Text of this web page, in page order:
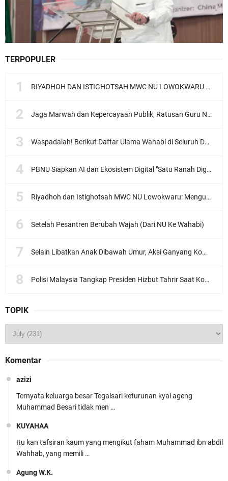
TERPOPULER
RIYADHOH DAN ISTIGHOTSAH MWC NU LOWOKWARU Menyambut Muktamar NU ke-35, Meneguhkan Sanad Laku Para Muassis
Jaga Marwah dan Kepercayaan Publik, Ratusan Guru Ngaji Kota Malang Serukan Deklarasi Ramah Anak
Waspadalah! Berikut Daftar Ulama Wahabi di Seluruh Dunia dan Karya-karyanya
PBNU Siapkan AI dan Ekosistem Digital "Satu Ranah Digital untuk Ulama", Siap Diluncurkan dalam Waktu Dekat!
Riyadhoh dan Istighotsah MWC NU Lowokwaru: Menguatkan Doa, Menjalin Ukhuwah Menyambut Muktamar NU ke-35
Setelah Pesantren Berubah Wajah (Dari NU Ke Wahabi)
Selain Libatkan Anak Dibawah Umur, Aksi Ganyang Komunis Jadi Sorotan Karena Ada Narasi Halal Sembelih Orang
Polisi Malaysia Tangkap Presiden Hizbut Tahrir Saat Konferensi Pers
TOPIK
Komentar
azizi
Ternyata keluarga besar Tegalsari keturunan kyai ageng
Muhammad Besari tidak men …
KUYAHAA
Itu kan tafsiran kaum yang mengikut faham Muhammad ibn abdil
Wahhab, yang memili …
Agung W.K.